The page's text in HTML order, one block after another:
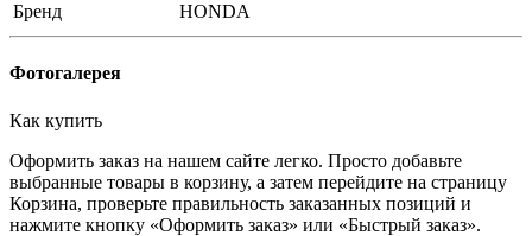
Бренд
HONDA
Фотогалерея
Как купить
Оформить заказ на нашем сайте легко. Просто добавьте
выбранные товары в корзину, а затем перейдите на страницу
Корзина, проверьте правильность заказанных позиций и
нажмите кнопку «Оформить заказ» или «Быстрый заказ».